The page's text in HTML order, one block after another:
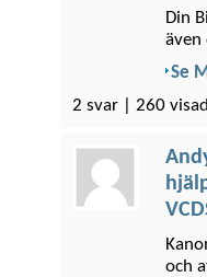
Din
även
Se
2 svar | 260
och